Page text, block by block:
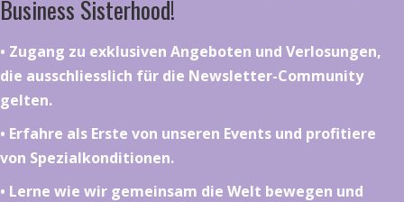
Business Sisterhood!
•⁠ ⁠⁠Zugang zu exklusiven Angeboten und Verlosungen,
die ausschliesslich für die Newsletter-Community
gelten.
•⁠ ⁠⁠Erfahre als Erste von unseren Events und profitiere
von Spezialkonditionen.
•⁠ ⁠⁠Lerne wie wir gemeinsam die Welt bewegen und